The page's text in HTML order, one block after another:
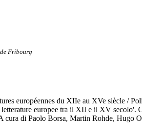
Fribourg
européennes du XIIe au XVe siècle /
letterature europee tra il XII e il XV
cura di Paolo Borsa, Martin Rohde,